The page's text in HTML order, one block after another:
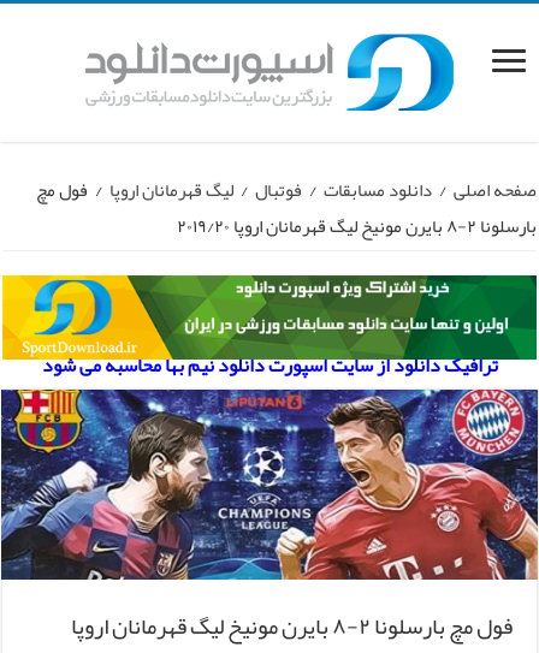
صفحه اصلی / دانلود مسابقات / فوتبال / لیگ قهرمانان اروپا / فول مچ
بارسلونا ۲-۸ بایرن مونیخ لیگ قهرمانان اروپا ۲۰۱۹/۲۰
ترافیک دانلود از سایت اسپورت دانلود نیم بها محاسبه می شود
فول مچ بارسلونا ۲-۸ بایرن مونیخ لیگ قهرمانان اروپا